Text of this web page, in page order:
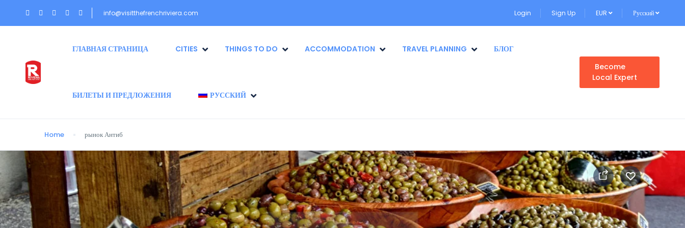
info@visitthefrenchriviera.com Login Sign Up EUR Русский
ГЛАВНАЯ СТРАНИЦА CITIES THINGS TO DO ACCOMMODATION TRAVEL PLANNING БЛОГ
БИЛЕТЫ И ПРЕДЛОЖЕНИЯ РУССКИЙ
Become
Local Expert
Home рынок Антиб